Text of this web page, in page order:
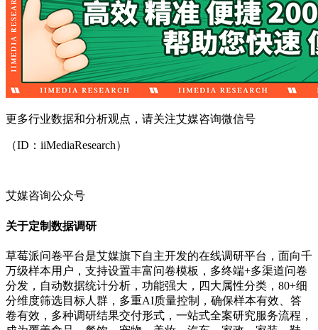
更多行业数据和分析观点，请关注艾媒咨询微信号
（ID：iiMediaResearch）
艾媒咨询公众号
关于定制数据调研
草莓派问卷平台是艾媒旗下自主开发的在线调研平台，面向千
万级样本用户，支持设置丰富问卷模板，多终端+多渠道问卷
分发，自动数据统计分析，功能强大，四大属性分类，80+细
分维度筛选目标人群，多重AI质量控制，确保样本有效、答
卷有效，多种调研结果交付形式，一站式全案研究服务流程，